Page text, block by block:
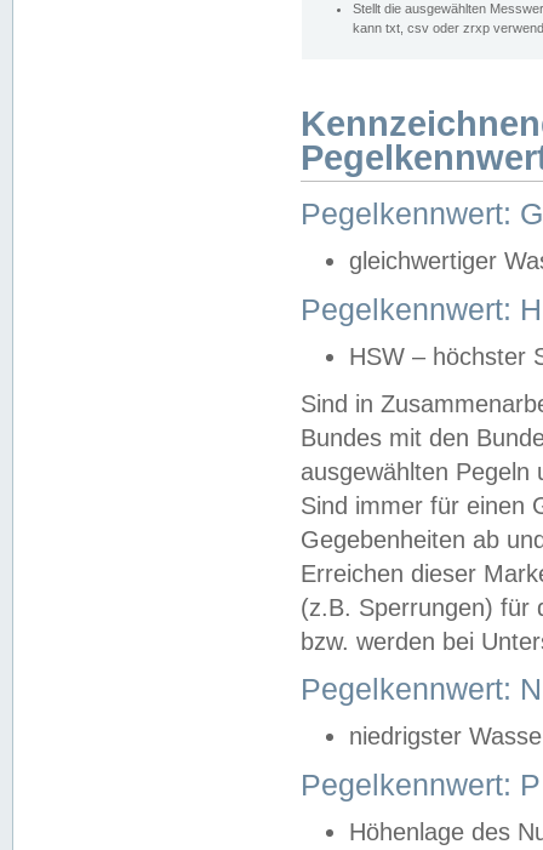
Stellt die ausgewählten
kann txt, csv oder zrxp
Pegelkennwert:
gleichwertiger
Pegelkennwert:
HSW – höchster
Sind in
Bundes mit den
ausgewählten
Sind immer für einen
Gegebenheiten ab
Erreichen dieser
(z.B. Sperrungen) für
bzw. werden bei
Pegelkennwert:
niedrigster
Pegelkennwert:
Höhenlage des